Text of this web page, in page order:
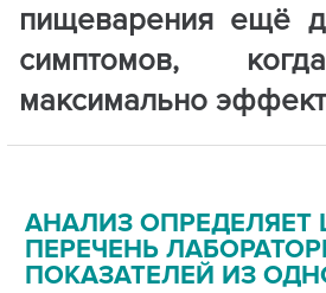
пищеварения ещё
симптомов,
максимально
АНАЛИЗ ОПРЕДЕЛЯЕТ
ПЕРЕЧЕНЬ
ПОКАЗАТЕЛЕЙ ИЗ